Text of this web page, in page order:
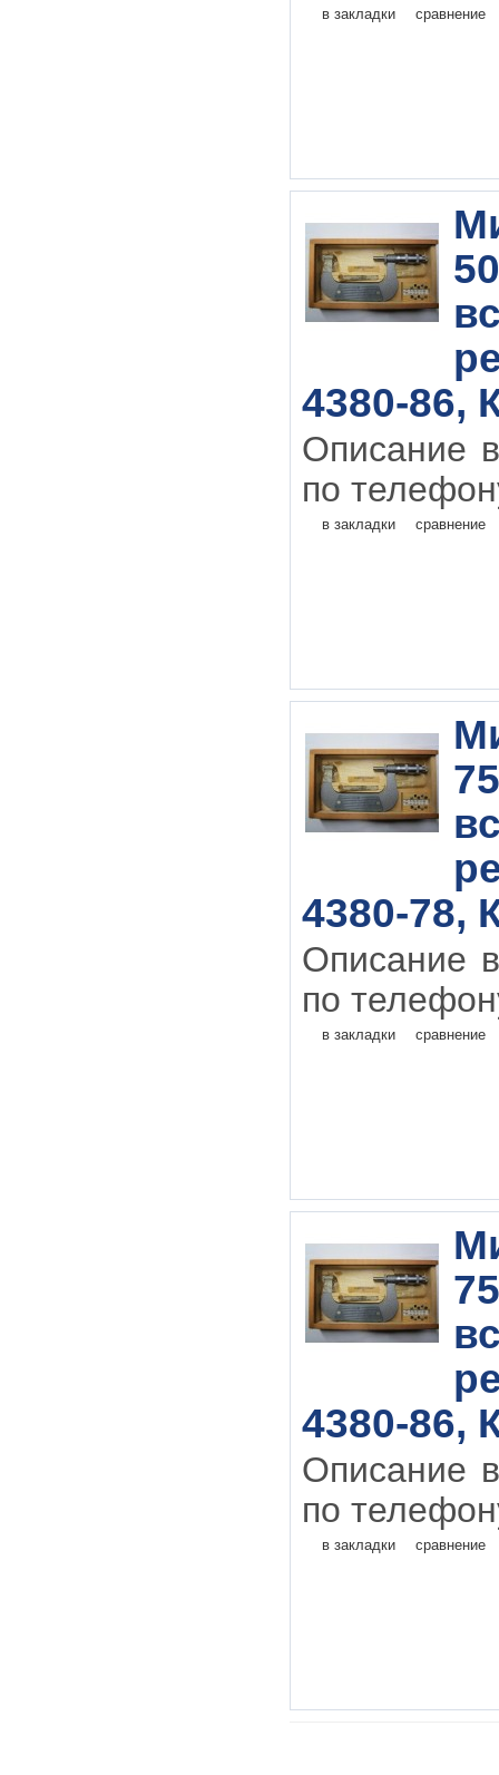
в закладки сравнение
4380-86,
Описание
по
в закладки сравнение
4380-78,
Описание
по
в закладки сравнение
4380-86,
Описание
по
в закладки сравнение